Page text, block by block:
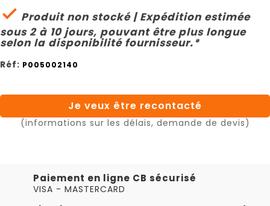
 Produit non stocké | Expédition estimée
sous 2 à 10 jours, pouvant être plus longue
selon la disponibilité fournisseur.*
Réf: P005002140
Je veux être recontacté
(informations sur les délais, demande de devis)
Paiement en ligne CB sécurisé
VISA - MASTERCARD